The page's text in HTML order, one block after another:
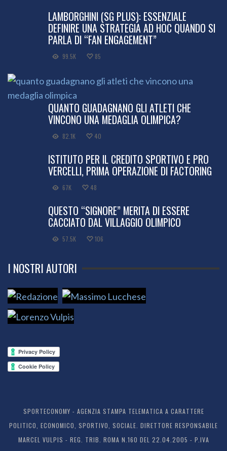
LAMBORGHINI (SG PLUS): ESSENZIALE
DEFINIRE UNA STRATEGIA AD HOC QUANDO SI
PARLA DI “FAN ENGAGEMENT”
99.5K 85
QUANTO GUADAGNANO GLI ATLETI CHE
VINCONO UNA MEDAGLIA OLIMPICA?
82.1K 40
ISTITUTO PER IL CREDITO SPORTIVO E PRO
VERCELLI, PRIMA OPERAZIONE DI FACTORING
67K 48
QUESTO “SIGNORE” MERITA DI ESSERE
CACCIATO DAL VILLAGGIO OLIMPICO
57.5K 106
I NOSTRI AUTORI
SPORTECONOMY - AGENZIA STAMPA TELEMATICA A CARATTERE
POLITICO, ECONOMICO, SPORTIVO, SOCIALE. DIRETTORE RESPONSABILE
MARCEL VULPIS - REG. TRIB. ROMA N.160 DEL 22.04.2005 - P.IVA